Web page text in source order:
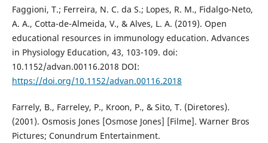
Faggioni, T.; Ferreira, N. C. da S.; Lopes, R. M., Fidalgo-Neto,
A. A., Cotta-de-Almeida, V., & Alves, L. A. (2019). Open
educational resources in immunology education. Advances
in Physiology Education, 43, 103-109. doi:
10.1152/advan.00116.2018 DOI:
https://doi.org/10.1152/advan.00116.2018
Farrely, B., Farreley, P., Kroon, P., & Sito, T. (Diretores).
(2001). Osmosis Jones [Osmose Jones] [Filme]. Warner Bros
Pictures; Conundrum Entertainment.